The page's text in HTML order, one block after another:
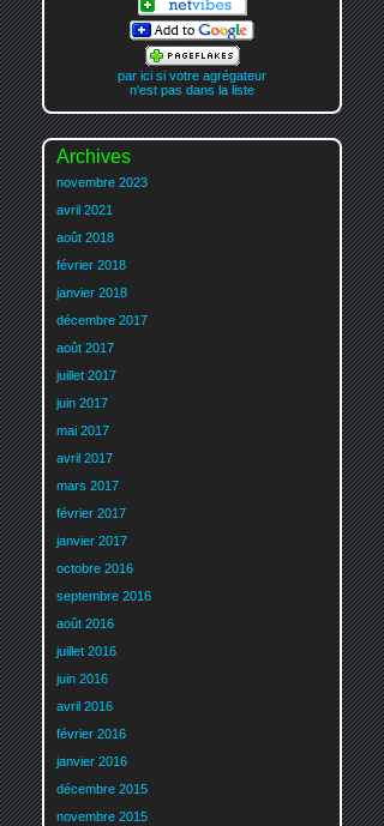
par ici si votre agrégateur
n'est pas dans la liste
Archives
novembre 2023
avril 2021
août 2018
février 2018
janvier 2018
décembre 2017
août 2017
juillet 2017
juin 2017
mai 2017
avril 2017
mars 2017
février 2017
janvier 2017
octobre 2016
septembre 2016
août 2016
juillet 2016
juin 2016
avril 2016
février 2016
janvier 2016
décembre 2015
novembre 2015